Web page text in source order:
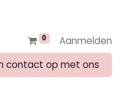
0
Aanmelden
contact op met ons